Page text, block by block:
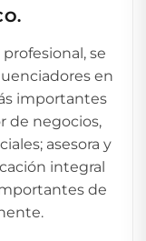
se
en
importantes
de negocios,
asesora y
integral
de